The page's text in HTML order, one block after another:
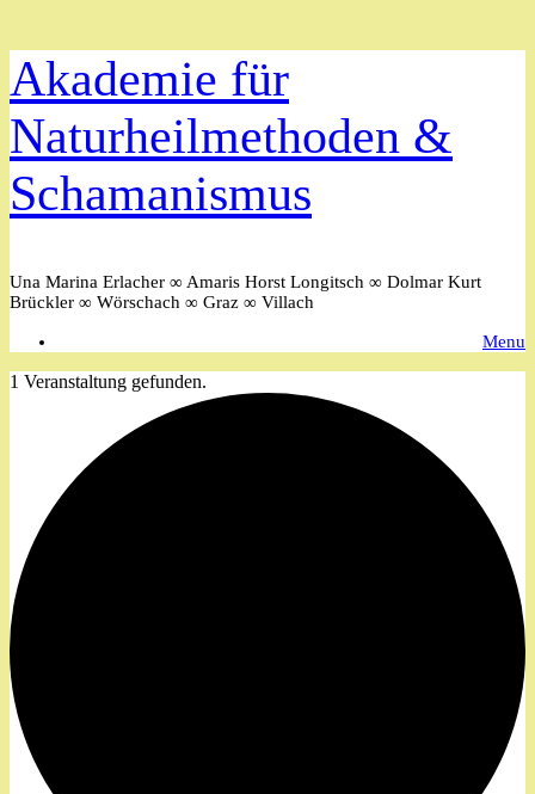
Zum
Inhalt
springen
Akademie für
Naturheilmethoden &
Schamanismus
Una Marina Erlacher ∞ Amaris Horst Longitsch ∞ Dolmar Kurt
Brückler ∞ Wörschach ∞ Graz ∞ Villach
Menu
1 Veranstaltung gefunden.